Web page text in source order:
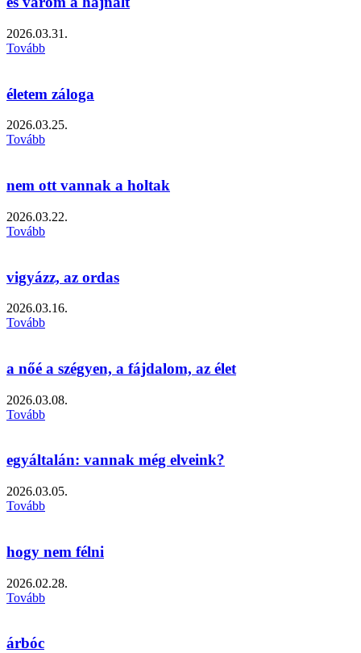
2026.03.31.
Tovább
életem záloga
2026.03.25.
Tovább
nem ott vannak a holtak
2026.03.22.
Tovább
vigyázz, az ordas
2026.03.16.
Tovább
a nőé a szégyen, a fájdalom, az élet
2026.03.08.
Tovább
egyáltalán: vannak még elveink?
2026.03.05.
Tovább
hogy nem félni
2026.02.28.
Tovább
árbóc